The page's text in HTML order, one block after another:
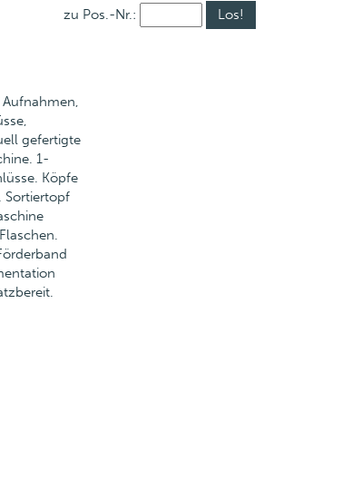
zu Pos.-Nr.:
Aufnahmen,
gefertigte
1-
Köpfe
Sortiertopf